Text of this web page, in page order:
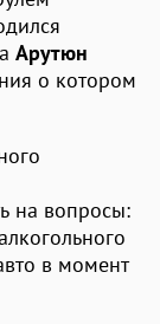
Арутюн
о котором
на вопросы:
в момент